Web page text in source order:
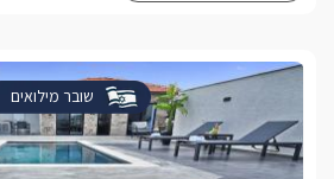
שובר מילואים